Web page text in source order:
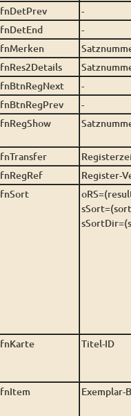
fnDetPrev
-
fnDetEnd
-
fnMerken
fnRes2Details
fnBtnRegNext
-
fnBtnRegPrev
-
fnRegShow
fnTransfer
fnRegRef
Register-
fnSort
fnKarte Titel-ID
fnItem Exemplar-